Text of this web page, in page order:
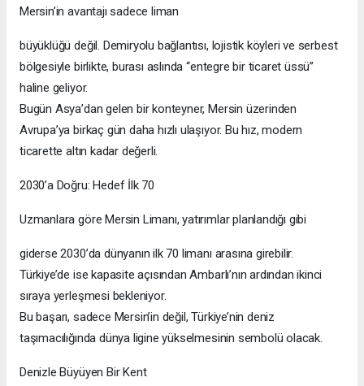
Mersin’in avantajı sadece liman
büyüklüğü değil. Demiryolu bağlantısı, lojistik köyleri ve serbest
bölgesiyle birlikte, burası aslında “entegre bir ticaret üssü”
haline geliyor.
Bugün Asya’dan gelen bir konteyner, Mersin üzerinden
Avrupa’ya birkaç gün daha hızlı ulaşıyor. Bu hız, modern
ticarette altın kadar değerli.
2030’a Doğru: Hedef İlk 70
Uzmanlara göre Mersin Limanı, yatırımlar planlandığı gibi
giderse 2030’da dünyanın ilk 70 limanı arasına girebilir.
Türkiye’de ise kapasite açısından Ambarlı’nın ardından ikinci
sıraya yerleşmesi bekleniyor.
Bu başarı, sadece Mersin’in değil, Türkiye’nin deniz
taşımacılığında dünya ligine yükselmesinin sembolü olacak.
Denizle Büyüyen Bir Kent